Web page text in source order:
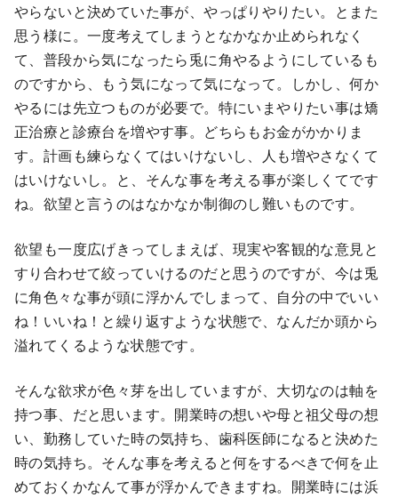
やらないと決めていた事が、やっぱりやりたい。とまた
思う様に。一度考えてしまうとなかなか止められなく
て、普段から気になったら兎に角やるようにしているも
のですから、もう気になって気になって。しかし、何か
やるには先立つものが必要で。特にいまやりたい事は矯
正治療と診療台を増やす事。どちらもお金がかかりま
す。計画も練らなくてはいけないし、人も増やさなくて
はいけないし。と、そんな事を考える事が楽しくてです
ね。欲望と言うのはなかなか制御のし難いものです。
欲望も一度広げきってしまえば、現実や客観的な意見と
すり合わせて絞っていけるのだと思うのですが、今は兎
に角色々な事が頭に浮かんでしまって、自分の中でいい
ね！いいね！と繰り返すような状態で、なんだか頭から
溢れてくるような状態です。
そんな欲求が色々芽を出していますが、大切なのは軸を
持つ事、だと思います。開業時の想いや母と祖父母の想
い、勤務していた時の気持ち、歯科医師になると決めた
時の気持ち。そんな事を考えると何をするべきで何を止
めておくかなんて事が浮かんできますね。開業時には浜